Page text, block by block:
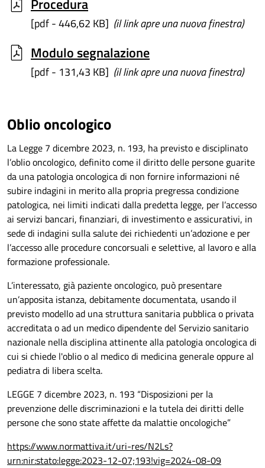
Procedura
[pdf - 446,62 KB] (il link apre una nuova finestra)
Modulo segnalazione
[pdf - 131,43 KB] (il link apre una nuova finestra)
Oblio oncologico
La Legge 7 dicembre 2023, n. 193, ha previsto e disciplinato
l’oblio oncologico, definito come il diritto delle persone guarite
da una patologia oncologica di non fornire informazioni né
subire indagini in merito alla propria pregressa condizione
patologica, nei limiti indicati dalla predetta legge, per l’accesso
ai servizi bancari, finanziari, di investimento e assicurativi, in
sede di indagini sulla salute dei richiedenti un’adozione e per
l’accesso alle procedure concorsuali e selettive, al lavoro e alla
formazione professionale.
L’interessato, già paziente oncologico, può presentare
un’apposita istanza, debitamente documentata, usando il
previsto modello ad una struttura sanitaria pubblica o privata
accreditata o ad un medico dipendente del Servizio sanitario
nazionale nella disciplina attinente alla patologia oncologica di
cui si chiede l'oblio o al medico di medicina generale oppure al
pediatra di libera scelta.
LEGGE 7 dicembre 2023, n. 193 “Disposizioni per la
prevenzione delle discriminazioni e la tutela dei diritti delle
persone che sono state affette da malattie oncologiche”
https://www.normattiva.it/uri-res/N2Ls?
urn:nir:stato:legge:2023-12-07;193!vig=2024-08-09